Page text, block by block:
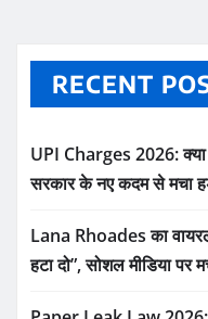
RECENT
UPI Charges 2026:
सरकार के नए कदम से मचा
Lana Rhoades का
हटा दो”, सोशल मीडिया पर